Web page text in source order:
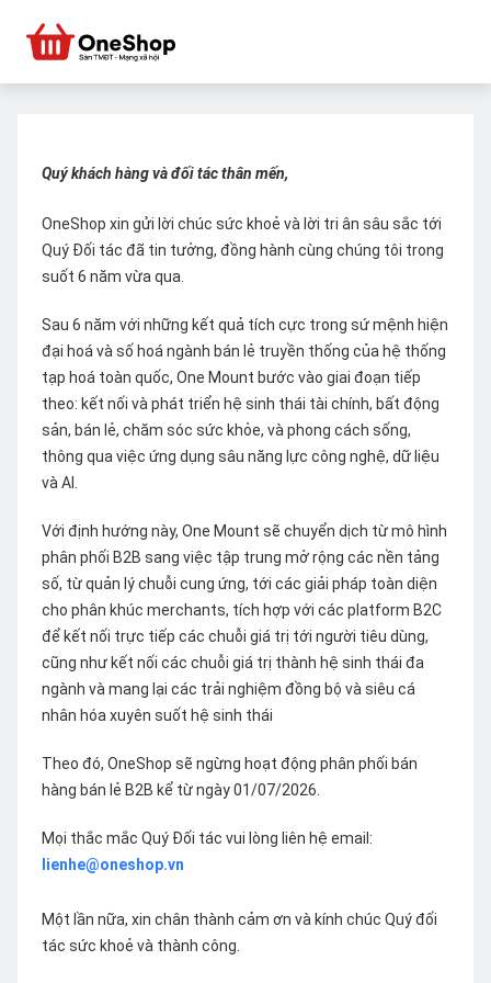
Quý khách hàng và đối tác thân mến,
OneShop xin gửi lời chúc sức khoẻ và lời tri ân sâu sắc tới
Quý Đối tác đã tin tưởng, đồng hành cùng chúng tôi trong
suốt 6 năm vừa qua.
Sau 6 năm với những kết quả tích cực trong sứ mệnh hiện
đại hoá và số hoá ngành bán lẻ truyền thống của hệ thống
tạp hoá toàn quốc, One Mount bước vào giai đoạn tiếp
theo: kết nối và phát triển hệ sinh thái tài chính, bất động
sản, bán lẻ, chăm sóc sức khỏe, và phong cách sống,
thông qua việc ứng dụng sâu năng lực công nghệ, dữ liệu
và AI.
Với định hướng này, One Mount sẽ chuyển dịch từ mô hình
phân phối B2B sang việc tập trung mở rộng các nền tảng
số, từ quản lý chuỗi cung ứng, tới các giải pháp toàn diện
cho phân khúc merchants, tích hợp với các platform B2C
để kết nối trực tiếp các chuỗi giá trị tới người tiêu dùng,
cũng như kết nối các chuỗi giá trị thành hệ sinh thái đa
ngành và mang lại các trải nghiệm đồng bộ và siêu cá
nhân hóa xuyên suốt hệ sinh thái
Theo đó, OneShop sẽ ngừng hoạt động phân phối bán
hàng bán lẻ B2B kể từ ngày 01/07/2026.
Mọi thắc mắc Quý Đối tác vui lòng liên hệ email:
lienhe@oneshop.vn
Một lần nữa, xin chân thành cảm ơn và kính chúc Quý đối
tác sức khoẻ và thành công.